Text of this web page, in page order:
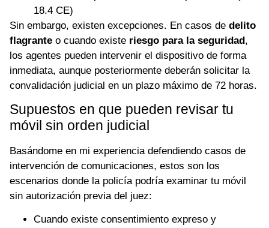
18.4 CE)
Sin embargo, existen excepciones. En casos de delito
flagrante o cuando existe riesgo para la seguridad,
los agentes pueden intervenir el dispositivo de forma
inmediata, aunque posteriormente deberán solicitar la
convalidación judicial en un plazo máximo de 72 horas.
Supuestos en que pueden revisar tu
móvil sin orden judicial
Basándome en mi experiencia defendiendo casos de
intervención de comunicaciones, estos son los
escenarios donde la policía podría examinar tu móvil
sin autorización previa del juez:
Cuando existe consentimiento expreso y